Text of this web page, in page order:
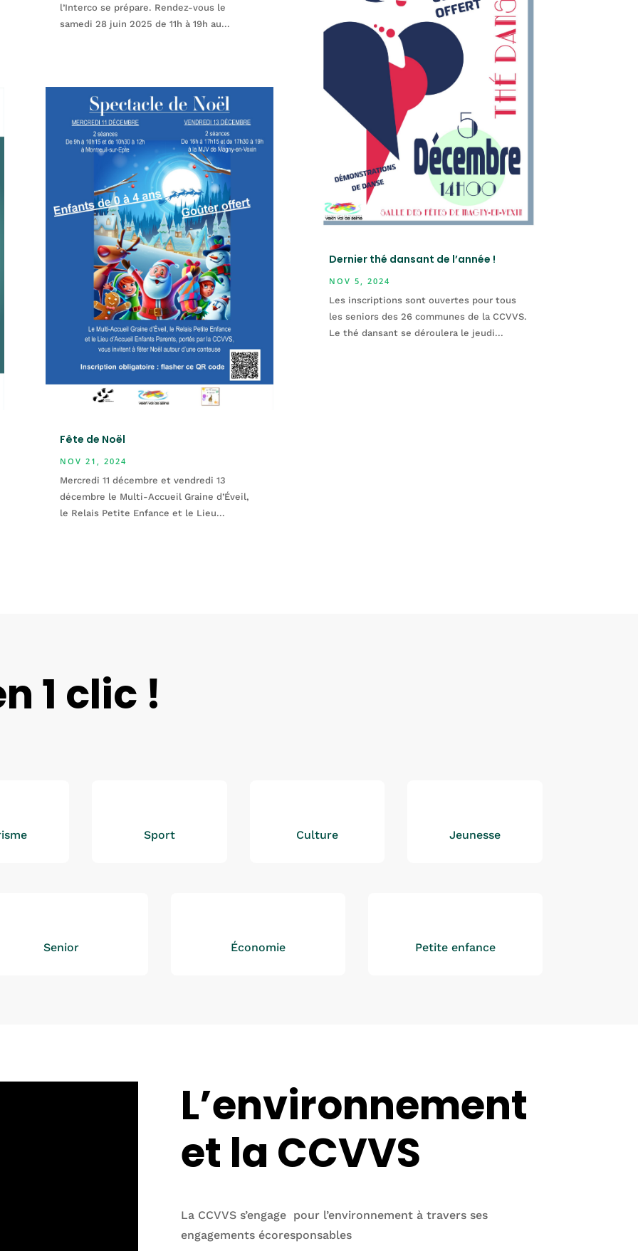
l’Interco se prépare. Rendez-vous le
samedi 28 juin 2025 de 11h à 19h au...
Fête de Noël
NOV 21, 2024
Mercredi 11 décembre et vendredi 13
décembre le Multi-Accueil Graine d’Éveil,
le Relais Petite Enfance et le Lieu...
Dernier thé dansant de l’année !
NOV 5, 2024
Les inscriptions sont ouvertes pour tous
les seniors des 26 communes de la CCVVS.
Le thé dansant se déroulera le jeudi...
1 clic !
Sport Culture Jeunesse
Senior Économie Petite enfance
L’environnement
et la CCVVS
La CCVVS s’engage pour l’environnement à travers ses
engagements écoresponsables